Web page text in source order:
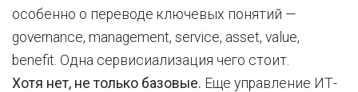
особенно о переводе ключевых понятий —
governance, management, service, asset, value,
benefit. Одна сервисиализация чего стоит.
Хотя нет, не только базовые. Еще управление ИТ-